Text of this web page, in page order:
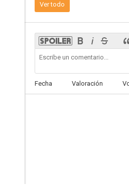
Hostage
7.3
Ver todo
Fecha Valoración